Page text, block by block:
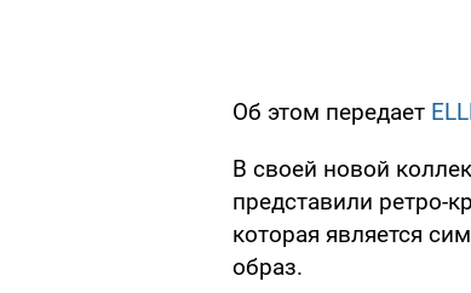
Об этом передает
В своей новой
представили ретро-
которая является
образ.